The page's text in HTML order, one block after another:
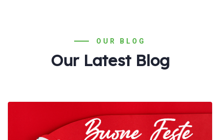
OUR BLOG
Our Latest Blog